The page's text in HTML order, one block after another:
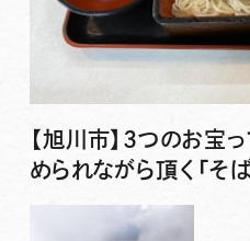
【旭川市】3つのお宝
められながら頂く「そ